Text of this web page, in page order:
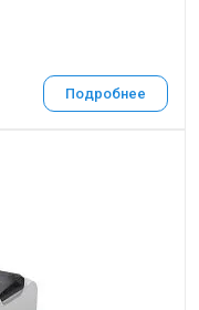
Подробнее